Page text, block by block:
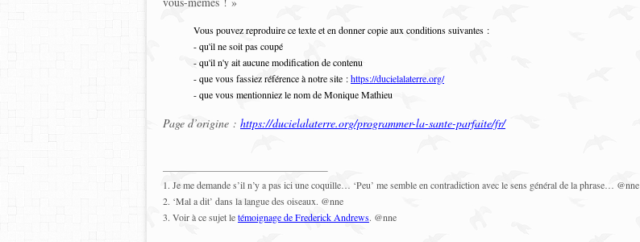
Vous pouvez reproduire ce texte et en donner copie aux conditions suivantes :
- qu'il ne soit pas coupé
- qu'il n'y ait aucune modification de contenu
- que vous fassiez référence à notre site :https://ducielalaterre.org/
- que vous mentionniez le nom de Monique Mathieu
Page d’origine : https://ducielalaterre.org/programmer-la-sante-parfaite/fr/
1. Je me demande s’il n’y a pas ici une coquille… ‘Peu’ me semble en contradiction avec le sens général de la phrase… @nne
2. ‘Mal a dit’ dans la langue des oiseaux. @nne
3. Voir à ce sujet letémoignage de Frederick Andrews. @nne